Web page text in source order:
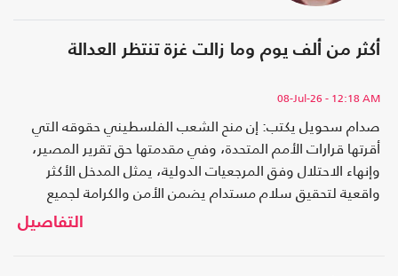
أكثر من ألف يوم وما زالت غزة تنتظر العدالة
08-Jul-26 - 12:18 AM
صدام سحويل يكتب: إن منح الشعب الفلسطيني حقوقه التي
أقرتها قرارات الأمم المتحدة، وفي مقدمتها حق تقرير المصير،
وإنهاء الاحتلال وفق المرجعيات الدولية، يمثل المدخل الأكثر
واقعية لتحقيق سلام مستدام يضمن الأمن والكرامة لجميع
شعوب المنطقة. فالأمن لا يتحقق بإدامة الحرب، ولا بالحصار،
ولا بالقوة وحدها، وإنما ببناء سلام يقوم على العدالة واحترام
التفاصيل